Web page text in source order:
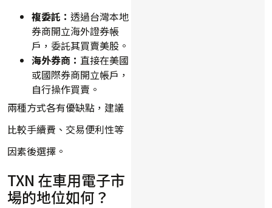
複委託： 透過台灣本地
券商開立海外證券帳
戶，委託其買賣美股。
海外券商： 直接在美國
或國際券商開立帳戶，
自行操作買賣。
兩種方式各有優缺點，建議
比較手續費、交易便利性等
因素後選擇。
TXN 在車用電子市
場的地位如何？